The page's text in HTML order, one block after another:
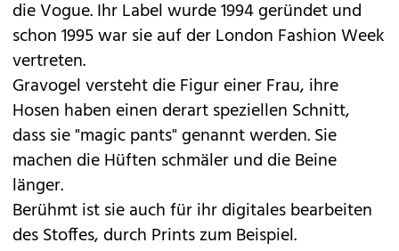
die Vogue. Ihr Label wurde 1994 geründet und
schon 1995 war sie auf der London Fashion Week
vertreten.
Gravogel versteht die Figur einer Frau, ihre
Hosen haben einen derart speziellen Schnitt,
dass sie "magic pants" genannt werden. Sie
machen die Hüften schmäler und die Beine
länger.
Berühmt ist sie auch für ihr digitales bearbeiten
des Stoffes, durch Prints zum Beispiel.